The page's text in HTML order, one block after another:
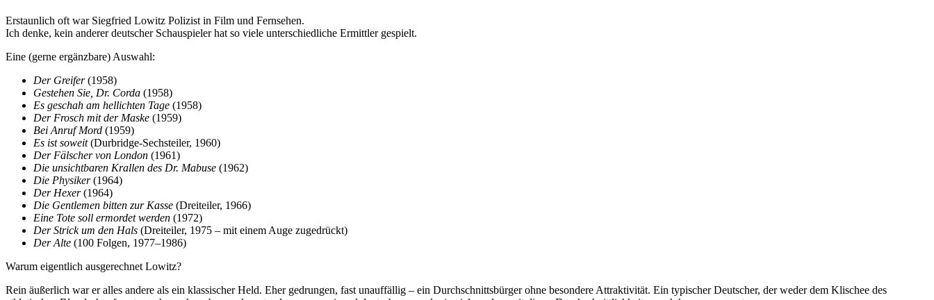
Erstaunlich oft war Siegfried Lowitz Polizist in Film und Fernsehen.
Ich denke, kein anderer deutscher Schauspieler hat so viele unterschiedliche Ermittler gespielt.
Eine (gerne ergänzbare) Auswahl:
Der Greifer(1958)
Gestehen Sie, Dr. Corda (1958)
Es geschah am hellichten Tage (1958)
Der Frosch mit der Maske (1959)
Bei Anruf Mord (1959)
Es ist soweit(Durbridge-Sechsteiler, 1960)
Der Fälscher von London (1961)
Die unsichtbaren Krallen des Dr. Mabuse (1962)
Die Physiker(1964)
Der Hexer(1964)
Die Gentlemen bitten zur Kasse (Dreiteiler, 1966)
Eine Tote soll ermordet werden (1972)
Der Strick um den Hals (Dreiteiler, 1975 – mit einem Auge zugedrückt)
Der Alte (100 Folgen, 1977–1986)
Warum eigentlich ausgerechnet Lowitz?
Rein äußerlich war er alles andere als ein klassischer Held. Eher gedrungen, fast unauffällig – ein Durchschnittsbürger ohne besondere Attraktivität. Ein typischer Deutscher, der weder dem Klischee des